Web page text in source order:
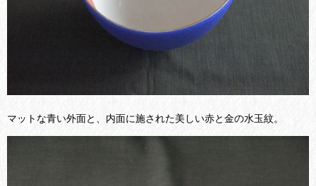
マットな青い外面と、内面に施された美しい赤と金の水玉紋。